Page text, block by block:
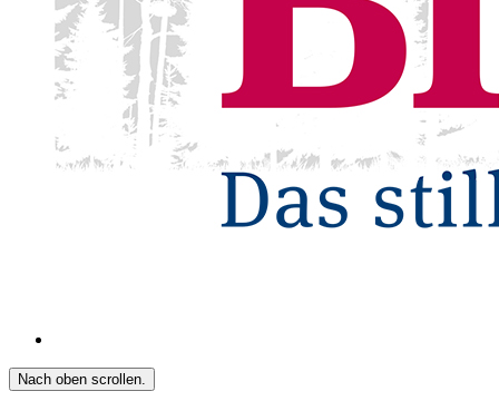
Nach oben scrollen.